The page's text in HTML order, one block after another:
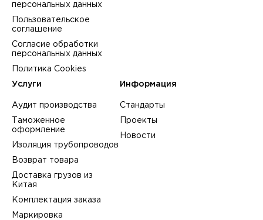
персональных данных
Пользовательское
соглашение
Согласие обработки
персональных данных
Политика Cookies
Услуги
Аудит производства
Таможенное
оформление
Изоляция трубопроводов
Возврат товара
Доставка грузов из
Китая
Комплектация заказа
Маркировка
Информация
Стандарты
Проекты
Новости